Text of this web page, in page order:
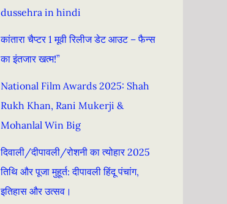
dussehra in hindi
कांतारा चैप्टर 1 मूवी रिलीज डेट आउट – फैन्स
का इंतजार खत्म!”
National Film Awards 2025: Shah
Rukh Khan, Rani Mukerji &
Mohanlal Win Big
दिवाली/दीपावली/रोशनी का त्योहार 2025
तिथि और पूजा मुहूर्त: दीपावली हिंदू पंचांग, ​​
इतिहास और उत्सव।